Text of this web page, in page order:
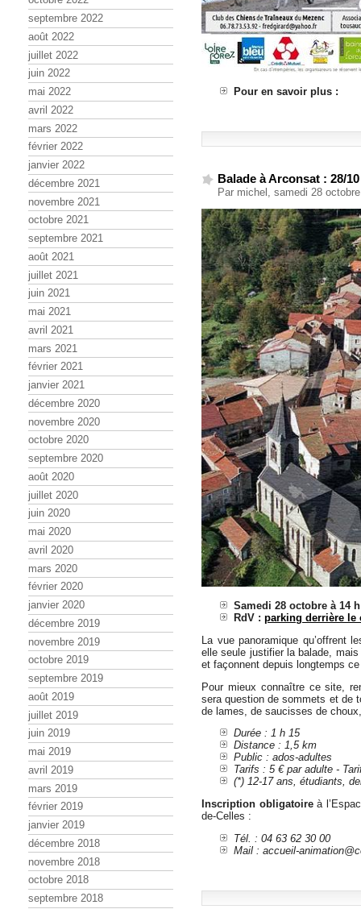
Pour en savoir plus :
Balade à Arconsat : 28/10
Par michel, samedi 28
Samedi 28 octobre à 14
RdV : parking derrière le
La vue panoramique qu’offrent
elle seule justifier la balade,
et façonnent depuis longtemps
Pour mieux connaître ce site,
sera question de sommets et de
de lames, de saucisses de
Durée : 1 h 15
Distance : 1,5 km
Public : ados-adultes
Tarifs : 5 € par adulte -
(*) 12-17 ans, étudiants,
Inscription obligatoireà
de-Celles :
Tél. : 04 63 62 30 00
Mail : accueil-
septembre 2022
août 2022
juillet 2022
juin 2022
mai 2022
avril 2022
mars 2022
février 2022
janvier 2022
décembre 2021
novembre 2021
octobre 2021
septembre 2021
août 2021
juillet 2021
juin 2021
mai 2021
avril 2021
mars 2021
février 2021
janvier 2021
décembre 2020
novembre 2020
octobre 2020
septembre 2020
août 2020
juillet 2020
juin 2020
mai 2020
avril 2020
mars 2020
février 2020
janvier 2020
décembre 2019
novembre 2019
octobre 2019
septembre 2019
août 2019
juillet 2019
juin 2019
mai 2019
avril 2019
mars 2019
février 2019
janvier 2019
décembre 2018
novembre 2018
octobre 2018
septembre 2018